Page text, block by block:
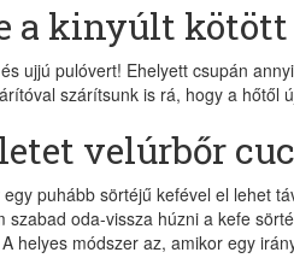
a kinyúlt
ujjú pulóvert! Ehelyett csupán
szárítsunk is rá, hogy a hőtől
velúrbőr
puhább sörtéjű kefével el lehet
szabad oda-vissza húzni a kefe
helyes módszer az, amikor egy